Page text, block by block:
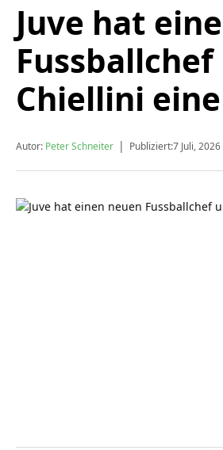
Juve hat
Chiellini
Autor: Peter Schneiter | Publiziert:7 Juli,